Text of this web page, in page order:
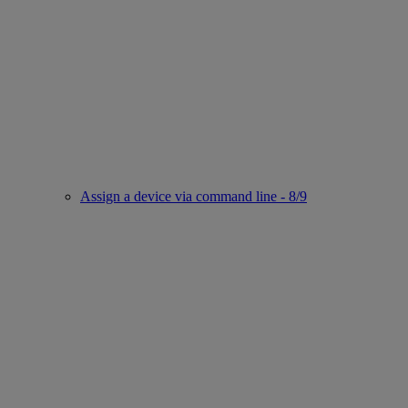
Assign a device via command line - 8/9